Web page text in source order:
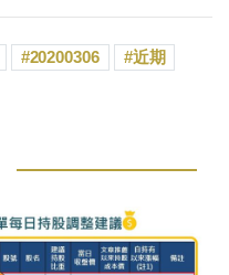
20200306
近期